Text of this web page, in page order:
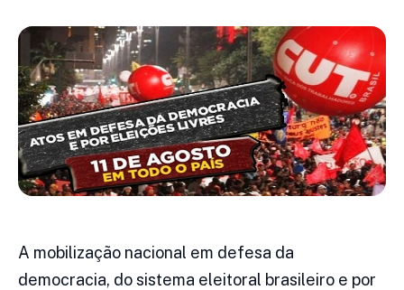
A mobilização nacional em defesa da
democracia, do sistema eleitoral brasileiro e por